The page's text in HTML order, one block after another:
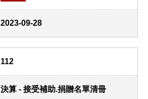
2023-09-28
112
決算 - 接受補助.捐贈名單清冊